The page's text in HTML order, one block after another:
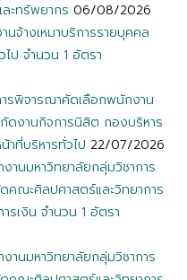
ะทรัพยากร 06/08/2026
จ้างเหมาบริการรายบุคคล
ไป จำนวน 1 อัตรา
ารพิจารณาคัดเลือกพนักงาน
ดงานกิจการนิสิต กองบริหาร
าที่บริหารทั่วไป 22/07/2026
านมหาวิทยาลัยกลุ่มวิชาการ
คณะศิลปศาสตร์และวิทยาการ
รเงิน จำนวน 1 อัตรา
านมหาวิทยาลัยกลุ่มวิชาการ